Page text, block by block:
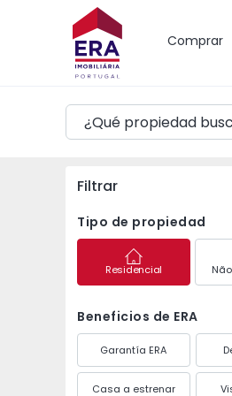
Comprar
Mapa
Filtrar
Tipo de propiedad
Residencial
Beneficios de ERA
Garantía ERA
Casa a estrenar